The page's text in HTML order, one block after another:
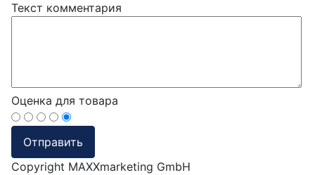
Текст комментария
Оценка для товара
Copyright MAXXmarketing GmbH